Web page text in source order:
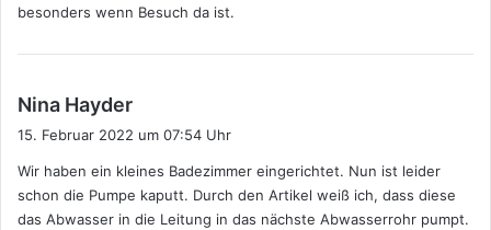
besonders wenn Besuch da ist.
Nina Hayder
t
:
15. Februar 2022 um 07:54 Uhr
Wir haben ein kleines Badezimmer eingerichtet. Nun ist leider
schon die Pumpe kaputt. Durch den Artikel weiß ich, dass diese
das Abwasser in die Leitung in das nächste Abwasserrohr pumpt.